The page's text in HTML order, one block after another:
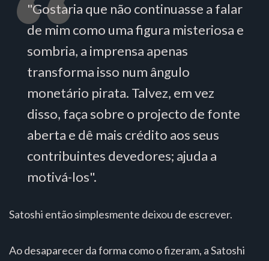
"Gostaria que não continuasse a falar
de mim como uma figura misteriosa e
sombria, a imprensa apenas
transforma isso num ângulo
monetário pirata. Talvez, em vez
disso, faça sobre o projecto de fonte
aberta e dê mais crédito aos seus
contribuintes devedores; ajuda a
motivá-los".
Satoshi então simplesmente deixou de escrever.
Ao desaparecer da forma como o fizeram, a Satoshi